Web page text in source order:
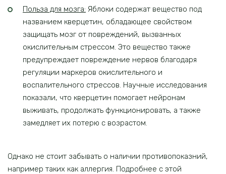
Польза для мозга: Яблоки содержат вещество под
названием кверцетин, обладающее свойством
защищать мозг от повреждений, вызванных
окислительным стрессом. Это вещество также
предупреждает повреждение нервов благодаря
регуляции маркеров окислительного и
воспалительного стрессов. Научные исследования
показали, что кверцетин помогает нейронам
выживать, продолжать функционировать, а также
замедляет их потерю с возрастом.
Однако не стоит забывать о наличии противопоказний,
например таких как аллергия. Подробнее с этой